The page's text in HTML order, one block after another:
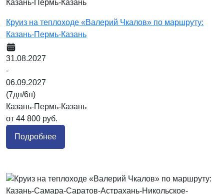
Круиз на теплоходе «Валерий Чкалов» по маршруту:
Казань-Пермь-Казань
31.08.2027
-
06.09.2027
(7дн/6н)
Казань-Пермь-Казань
от 44 800 руб.
Подробнее